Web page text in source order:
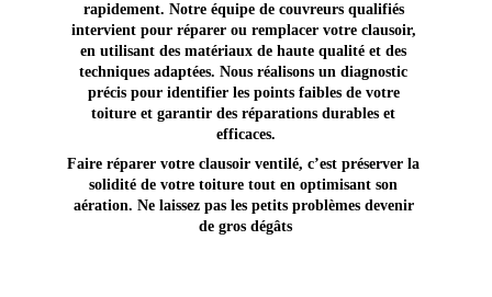
rapidement. Notre équipe de couvreurs qualifiés
intervient pour réparer ou remplacer votre clausoir,
en utilisant des matériaux de haute qualité et des
techniques adaptées. Nous réalisons un diagnostic
précis pour identifier les points faibles de votre
toiture et garantir des réparations durables et
efficaces.
Faire réparer votre clausoir ventilé, c’est préserver la
solidité de votre toiture tout en optimisant son
aération. Ne laissez pas les petits problèmes devenir
de gros dégâts